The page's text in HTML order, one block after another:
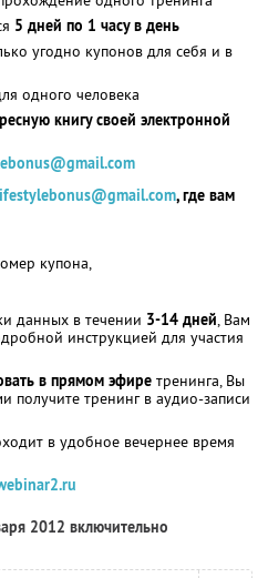
5 дней по 1 часу в день
угодно купонов для себя и в
одного человека
книгу своей электронной
, где вам
купона,
данных в течении 3-14 дней, Вам
инструкцией для участия
в прямом эфире тренинга, Вы
получите тренинг в аудио-записи
в удобное вечернее время
2012 включительно